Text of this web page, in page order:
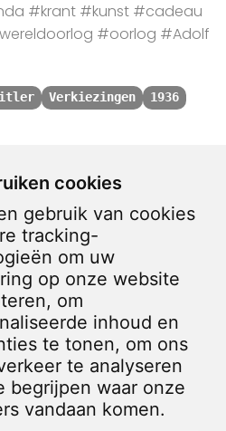
cookies
gebruik van cookies
tracking-
om uw
op onze website
om
inhoud en
te tonen, om ons
te analyseren
begrijpen waar onze
vandaan komen.
#krant #kunst #cadeau
#oorlog #Adolf
Verkiezingen 1936
in de jaren 1910-1920
je print verstuurd.
Card en Paypal.
gerund door jongens